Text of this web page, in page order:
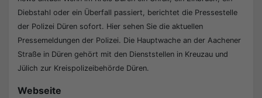
Diebstahl oder ein Überfall passiert, berichtet die Pressestelle
der Polizei Düren sofort. Hier sehen Sie die aktuellen
Pressemeldungen der Polizei. Die Hauptwache an der Aachener
Straße in Düren gehört mit den Dienststellen in Kreuzau und
Jülich zur Kreispolizeibehörde Düren.
Webseite